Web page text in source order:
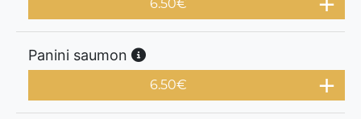
6.50€
Panini saumon
6.50€